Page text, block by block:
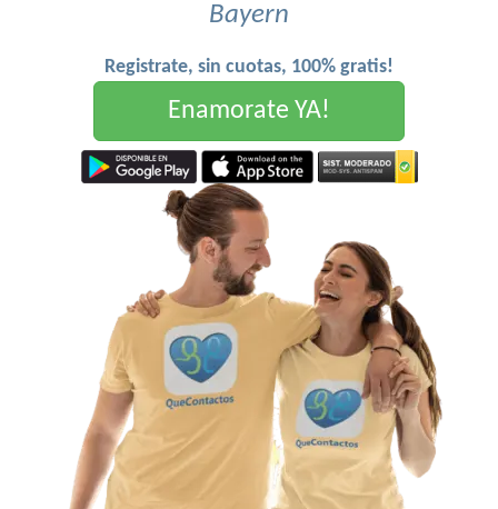
Bayern
Registrate, sin cuotas, 100% gratis!
Enamorate YA!